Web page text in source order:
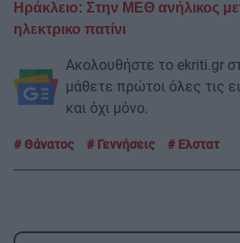
Ηράκλειο: Στην ΜΕΘ ανήλικος
ηλεκτρικο πατίνι
Ακολουθήστε το ekriti.gr
μάθετε πρώτοι όλες τις
και όχι μόνο.
Θάνατος Γεννήσεις Ελστατ